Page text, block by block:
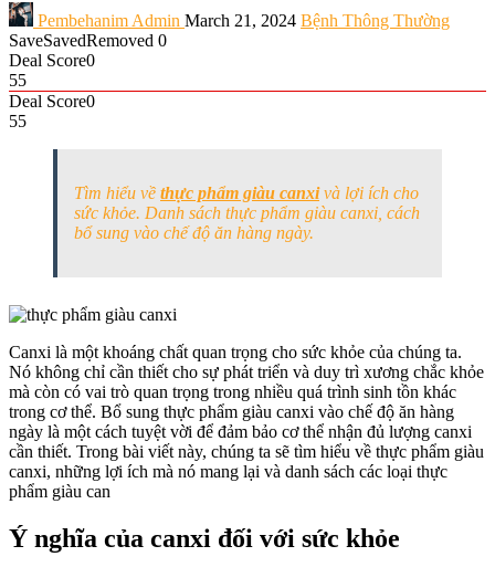
Pembehanim Admin March 21, 2024 Bệnh Thông Thường
SaveSavedRemoved 0
Deal Score0
55
Deal Score0
55
Tìm hiểu về thực phẩm giàu canxivà lợi ích cho
sức khỏe. Danh sách thực phẩm giàu canxi, cách
bổ sung vào chế độ ăn hàng ngày.
Canxi là một khoáng chất quan trọng cho sức khỏe của chúng ta.
Nó không chỉ cần thiết cho sự phát triển và duy trì xương chắc khỏe
mà còn có vai trò quan trọng trong nhiều quá trình sinh tồn khác
trong cơ thể. Bổ sung thực phẩm giàu canxi vào chế độ ăn hàng
ngày là một cách tuyệt vời để đảm bảo cơ thể nhận đủ lượng canxi
cần thiết. Trong bài viết này, chúng ta sẽ tìm hiểu về thực phẩm giàu
canxi, những lợi ích mà nó mang lại và danh sách các loại thực
phẩm giàu can
Ý nghĩa của canxi đối với sức khỏe